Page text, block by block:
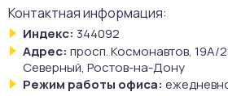
Контактная информация:
Индекс: 344092
Адрес: просп. Космонавтов,
Северный, Ростов-на-Дону
Режим работы офиса: